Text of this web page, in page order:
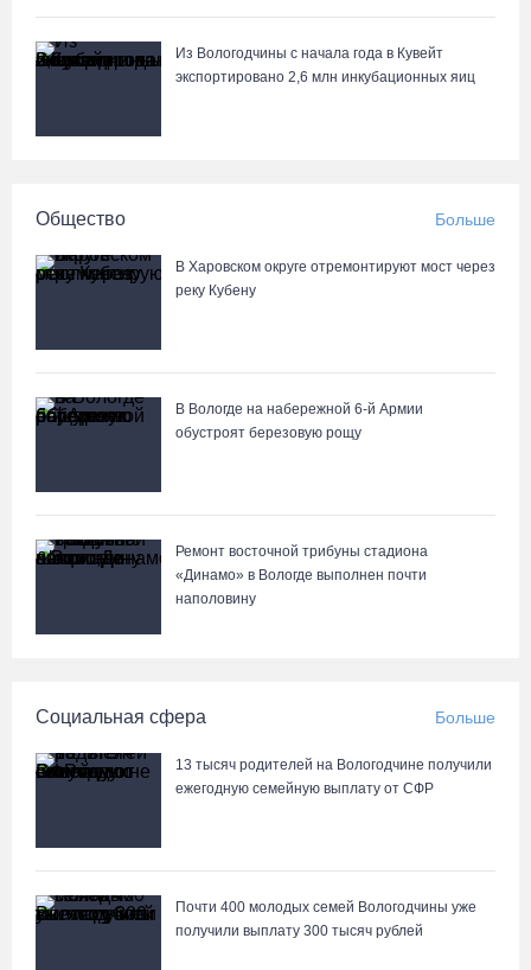
Вологодская область вошла в число лидеров по росту
05.08.26 / 11:33
8 августа в муниципалитетах Вологодчины проведут массовые
зарядки
05.08.26 / 11:04
05.08.26 / 11:03
В Череповце после реконструкции открыли фонтан в
Комсомольском парке
05.08.26 / 10:30
Вологодские семьи смогут побороться за звание «Самого
лучшего папы»
05.08.26 / 10:26
05.08.26 / 09:44
Из Вологодчины с начала года в Кувейт
экспортировано 2,6 млн инкубационных яиц
Общество Больше
В Харовском округе отремонтируют мост через
реку Кубену
В Вологде на набережной 6-й Армии
обустроят березовую рощу
Ремонт восточной трибуны стадиона
«Динамо» в Вологде выполнен почти
наполовину
Социальная сфера Больше
13 тысяч родителей на Вологодчине получили
ежегодную семейную выплату от СФР
Почти 400 молодых семей Вологодчины уже
получили выплату 300 тысяч рублей